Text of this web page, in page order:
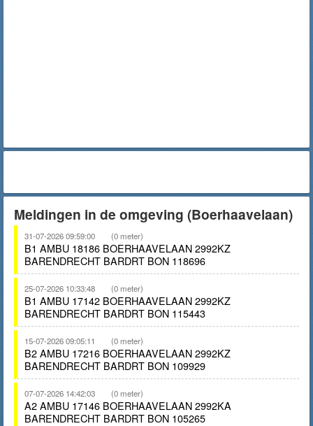
Meldingen in de omgeving (Boerhaavelaan)
31-07-2026 09:59:00 (0 meter)
B1 AMBU 18186 BOERHAAVELAAN 2992KZ
BARENDRECHT BARDRT BON 118696
25-07-2026 10:33:48 (0 meter)
B1 AMBU 17142 BOERHAAVELAAN 2992KZ
BARENDRECHT BARDRT BON 115443
15-07-2026 09:05:11 (0 meter)
B2 AMBU 17216 BOERHAAVELAAN 2992KZ
BARENDRECHT BARDRT BON 109929
07-07-2026 14:42:03 (0 meter)
A2 AMBU 17146 BOERHAAVELAAN 2992KA
BARENDRECHT BARDRT BON 105265